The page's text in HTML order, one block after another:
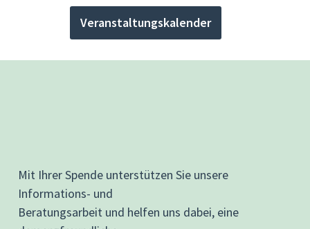
Veranstaltungskalender
Mit Ihrer Spende unterstützen Sie unsere
Informations- und
Beratungsarbeit und helfen uns dabei, eine